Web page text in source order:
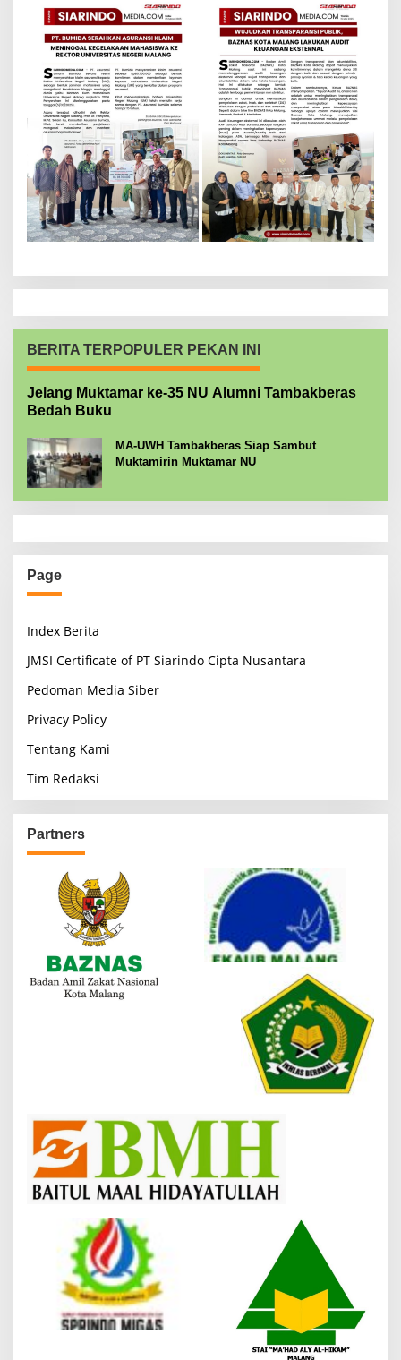
BERITA TERPOPULER PEKAN INI
Jelang Muktamar ke-35 NU Alumni Tambakberas
Bedah Buku
MA-UWH Tambakberas Siap Sambut
Muktamirin Muktamar NU
Page
Index Berita
JMSI Certificate of PT Siarindo Cipta Nusantara
Pedoman Media Siber
Privacy Policy
Tentang Kami
Tim Redaksi
Partners